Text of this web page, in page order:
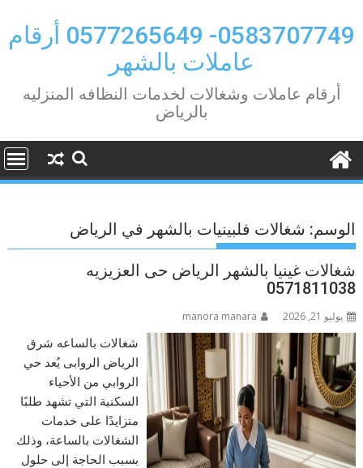
to
content
0583707749- 0577265649 أرقام
عاملات بالشهر
أرقام عاملات وشغالات لخدمات النظافه المنزليه
بالرياض
الوسم: شغالات فلبينيات بالشهر في الرياض
شغالات غينيا بالشهر الرياض حى العزيزيه
0571811038
يوليو 21, 2026 manora manara
شغالات بالساعه شرق
الرياض الروابى يُعد حي
الروابي من الأحياء
السكنية التي تشهد طلبًا
متزايدًا على خدمات
الشغالات بالساعة، وذلك
بسبب الحاجة إلى حلول